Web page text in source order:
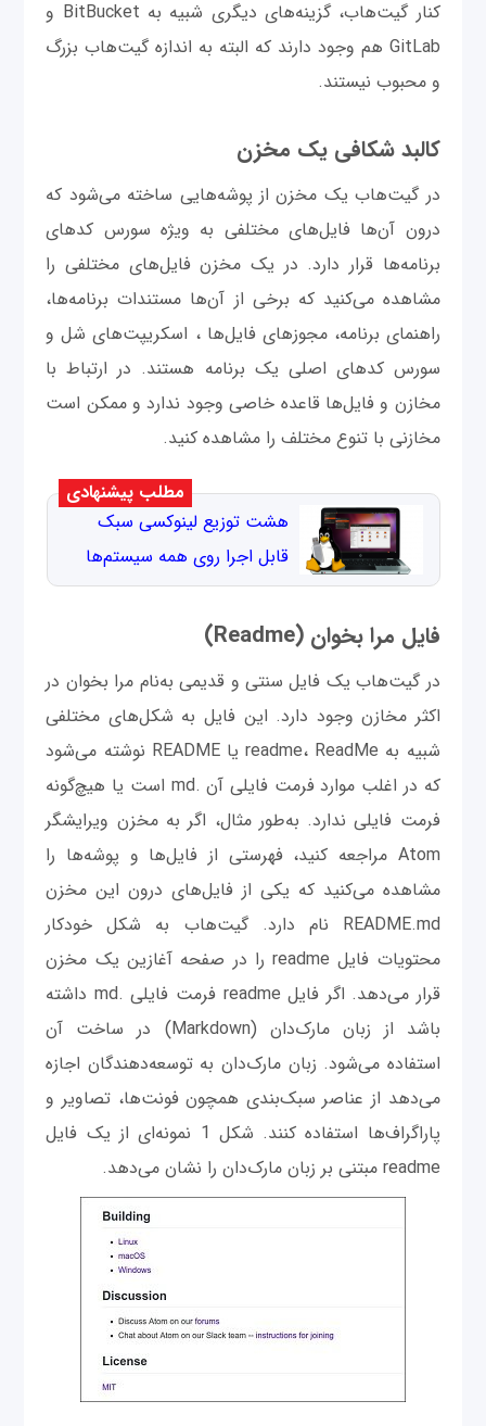
کنار گیت‌هاب، گزینه‌های دیگری شبیه به BitBucket و
GitLab هم وجود دارند که البته به اندازه گیت‌هاب بزرگ
و محبوب نیستند.
کالبد شکافی یک مخزن
در گیت‌هاب یک مخزن از پوشه‌هایی ساخته می‌شود که
درون آن‌ها فایل‌های مختلفی به ویژه سورس کدهای
برنامه‌ها قرار دارد. در یک مخزن فایل‌های مختلفی را
مشاهده می‌کنید که برخی از آن‌ها مستندات برنامه‌ها،
راهنمای برنامه، مجوزهای فایل‌ها ، اسکریپت‌های شل و
سورس کدهای اصلی یک برنامه هستند. در ارتباط با
مخازن و فایل‌ها قاعده خاصی وجود ندارد و ممکن است
مخازنی با تنوع مختلف را مشاهده کنید.
مطلب پیشنهادی
هشت توزیع لینوکسی سبک
قابل اجرا روی همه سیستم‌ها
فایل مرا بخوان (Readme)
در گیت‌هاب یک فایل سنتی و قدیمی به‌نام مرا بخوان در
اکثر مخازن وجود دارد. این فایل به شکل‌های مختلفی
شبیه به readme، ReadMe یا README نوشته می‌شود
که در اغلب موارد فرمت فایلی آن .md است یا هیچ‌گونه
فرمت فایلی ندارد. به‌طور مثال، اگر به مخزن ویرایشگر
Atom مراجعه کنید، فهرستی از فایل‌ها و پوشه‌ها را
مشاهده می‌کنید که یکی از فایل‌های درون این مخزن
README.md نام دارد. گیت‌هاب به شکل خودکار
محتویات فایل readme را در صفحه آغازین یک مخزن
قرار می‌دهد. اگر فایل readme فرمت فایلی .md داشته
باشد از زبان مارک‌دان (Markdown) در ساخت آن
استفاده می‌شود. زبان مارک‌دان به توسعه‌دهندگان اجازه
می‌دهد از عناصر سبک‌بندی همچون فونت‌ها، تصاویر و
پاراگراف‌ها استفاده کنند. شکل 1 نمونه‌ای از یک فایل
readme مبتنی بر زبان مارک‌دان را نشان می‌دهد.